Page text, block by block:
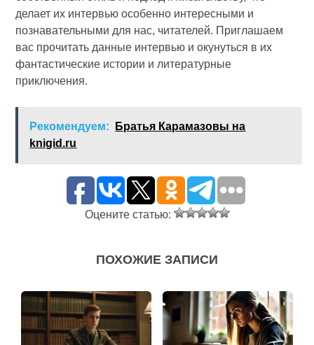
делает их интервью особенно интересными и
познавательными для нас, читателей. Приглашаем
вас прочитать данные интервью и окунуться в их
фантастические истории и литературные
приключения.
Рекомендуем:
Братья Карамазовы на
knigid.ru
Оцените статью:
ПОХОЖИЕ ЗАПИСИ